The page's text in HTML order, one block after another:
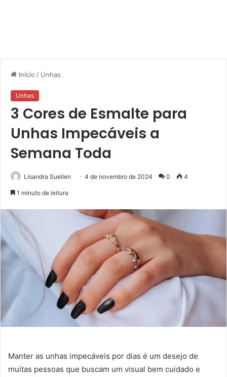
Início / Unhas
Unhas
3 Cores de Esmalte para
Unhas Impecáveis a
Semana Toda
Lisandra Suellen 4 de novembro de 2024 0 4
1 minuto de leitura
Manter as unhas impecáveis por dias é um desejo de
muitas pessoas que buscam um visual bem cuidado e